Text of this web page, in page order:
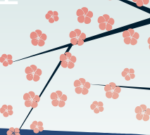
지털 라이프를 선사합니다.
tools,